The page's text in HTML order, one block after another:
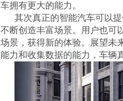
车拥有更大的能力。
其次真正的智能汽车可以
不断创造丰富场景。用户也可
场景，获得新的体验。展望未
能力和收集数据的能力，车辆